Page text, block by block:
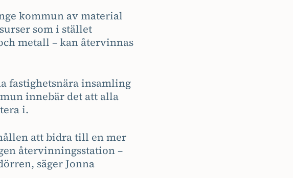
kommun av material
som i stället
metall – kan återvinnas
fastighetsnära insamling
innebär det att alla
i.
att bidra till en mer
återvinningsstation –
säger Jonna